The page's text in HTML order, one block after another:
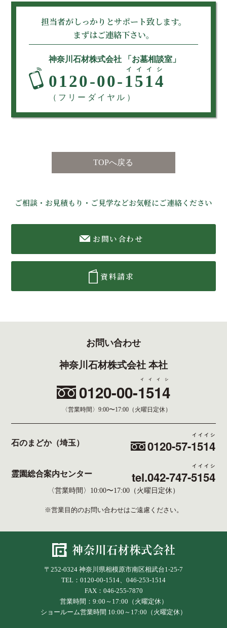
担当者がしっかりとサポート致します。
まずはご連絡下さい。
神奈川石材株式会社 「お墓相談室」
0120-00-1514
イイイシ
（フリーダイヤル）
TOPへ戻る
ご相談・お見積もり・ご見学などお気軽にご連絡ください
お問い合わせ
資料請求
お問い合わせ
神奈川石材株式会社 本社
0120-00-1514
イイイシ
〈営業時間〉 9:00〜17:00（火曜日定休）
石のまどか（埼玉） 0120-57-1514
イイイシ
霊園総合案内センター tel.042-747-5154
イイイシ
〈営業時間〉10:00〜17:00（火曜日定休）
※営業目的のお問い合わせはご遠慮ください。
〒252-0324 神奈川県相模原市南区相武台1-25-7
TEL：0120-00-1514、046-253-1514
FAX：046-255-7870
営業時間：9:00～17:00（火曜定休）
ショールーム営業時間 10:00～17:00（火曜定休）